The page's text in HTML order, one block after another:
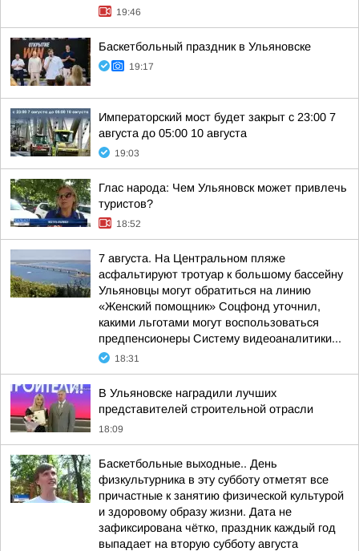
19:46
Баскетбольный праздник в Ульяновске
19:17
Императорский мост будет закрыт с 23:00 7
августа до 05:00 10 августа
19:03
Глас народа: Чем Ульяновск может привлечь
туристов?
18:52
7 августа. На Центральном пляже
асфальтируют тротуар к большому бассейну
Ульяновцы могут обратиться на линию
«Женский помощник» Соцфонд уточнил,
какими льготами могут воспользоваться
предпенсионеры Систему видеоаналитики...
18:31
В Ульяновске наградили лучших
представителей строительной отрасли
18:09
Баскетбольные выходные.. День
физкультурника в эту субботу отметят все
причастные к занятию физической культурой
и здоровому образу жизни. Дата не
зафиксирована чётко, праздник каждый год
выпадает на вторую субботу августа